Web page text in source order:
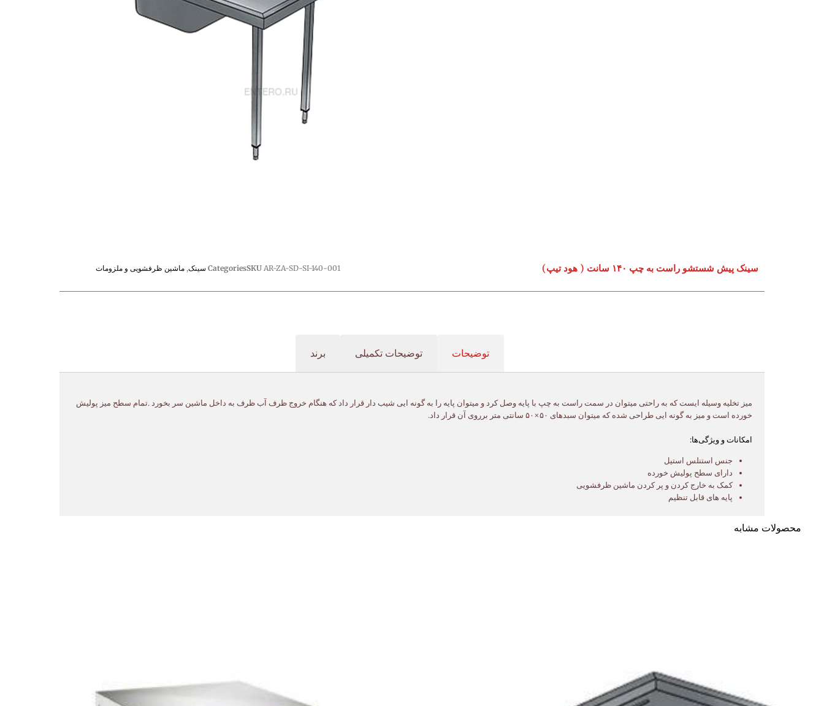
سینک پیش شستشو راست به چپ ۱۴۰ سانت ( هود تیپ) SKU AR-ZA-SD-SI-140-001
Categories سینک, ماشین ظرفشویی و ملزومات
توضیحات توضیحات تکمیلی برند
میز تخلیه وسیله ایست که به راحتی میتوان در سمت راست به چپ با پایه وصل کرد و میتوان پایه را به گونه ایی شیب دار قرار داد که هنگام خروج ظرف آب ظرف به داخل ماشین سر بخورد .تمام سطح میز پولیش
خورده است و میز به گونه ایی طراحی شده که میتوان سبدهای ۵۰×۵۰ سانتی متر برروی آن قرار داد.
امکانات و ویژگی‌ها:
جنس استنلس استیل
دارای سطح پولیش خورده
کمک به خارج کردن و پر کردن ماشین ظرفشویی
پایه های قابل تنظیم
محصولات مشابه